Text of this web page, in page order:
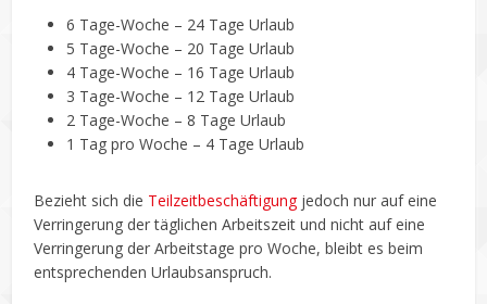
6 Tage-Woche – 24 Tage Urlaub
5 Tage-Woche – 20 Tage Urlaub
4 Tage-Woche – 16 Tage Urlaub
3 Tage-Woche – 12 Tage Urlaub
2 Tage-Woche – 8 Tage Urlaub
1 Tag pro Woche – 4 Tage Urlaub
Bezieht sich die Teilzeitbeschäftigungjedoch nur auf eine
Verringerung der täglichen Arbeitszeit und nicht auf eine
Verringerung der Arbeitstage pro Woche, bleibt es beim
entsprechenden Urlaubsanspruch.